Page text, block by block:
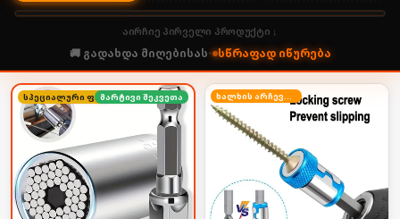
აირჩიე პირველი პროდუქტი ↓
🚚 გადახდა მიღებისას• სწრაფად იწურება
სპეციალური ფასიმარტივი შეკვეთა ხალხის არჩევანი